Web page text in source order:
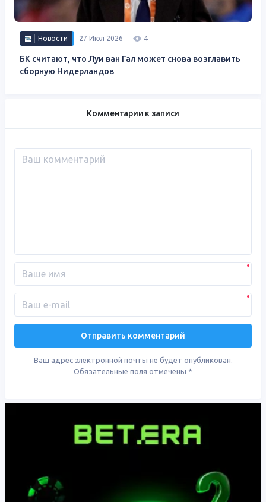
Новости 27 Июл 2026 4
БК считают, что Луи ван Гал может снова возглавить
сборную Нидерландов
Комментарии к записи
Ваш адрес электронной почты не будет опубликован.
Обязательные поля отмечены *